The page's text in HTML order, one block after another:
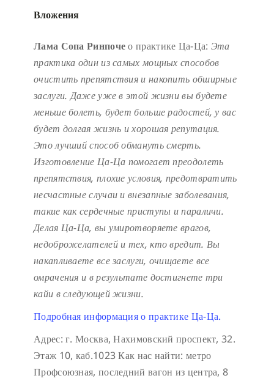
Вложения
Лама Сопа Ринпочео практике Ца-Ца: Эта
практика один из самых мощных способов
очистить препятствия и накопить обширные
заслуги. Даже уже в этой жизни вы будете
меньше болеть, будет больше радостей, у вас
будет долгая жизнь и хорошая репутация.
Это лучший способ обмануть смерть.
Изготовление Ца-Ца помогает преодолеть
препятствия, плохие условия, предотвратить
несчастные случаи и внезапные заболевания,
такие как сердечные приступы и параличи.
Делая Ца-Ца, вы умиротворяете врагов,
недоброжелателей и тех, кто вредит. Вы
накапливаете все заслуги, очищаете все
омрачения и в результате достигнете три
кайи в следующей жизни.
Подробная информация о практике Ца-Ца.
Адрес: г. Москва, Нахимовский проспект, 32.
Этаж 10, каб.1023Как нас найти: метро
Профсоюзная, последний вагон из центра, 8